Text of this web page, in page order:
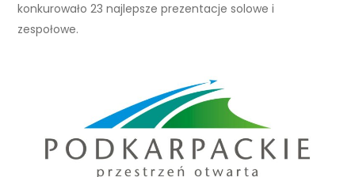
konkurowało 23 najlepsze prezentacje solowe i
zespołowe.